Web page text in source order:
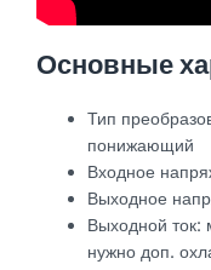
Основные
Тип
понижающий
Входное
Выходное
Выходной ток:
нужно доп.